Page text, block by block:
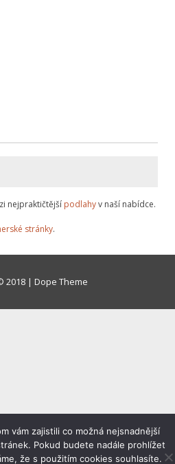
nejpraktičtější podlahyv naší nabídce.
stránky.
2018 | Dope Theme
vám zajistili co možná nejsnadnější
Pokud budete nadále prohlížet
že s použitím cookies souhlasíte.